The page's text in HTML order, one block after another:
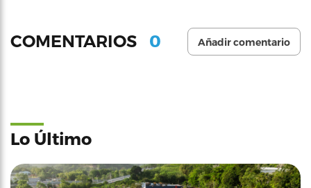
COMENTARIOS 0 Añadir comentario
Lo Último